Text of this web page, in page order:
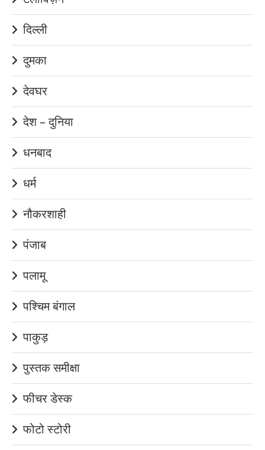
दिल्ली
दुमका
देवघर
देश – दुनिया
धनबाद
धर्म
नौकरशाही
पंजाब
पलामू
पश्चिम बंगाल
पाकुड़
पुस्तक समीक्षा
फीचर डेस्क
फोटो स्टोरी